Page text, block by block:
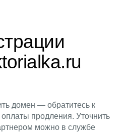
домен — обратитесь к
продления. Уточнить
можно в службе